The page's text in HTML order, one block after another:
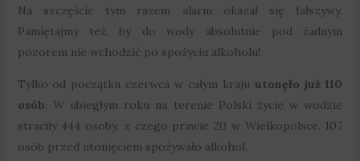
Na szczęście tym razem alarm okazał się fałszywy.
Pamiętajmy też, by do wody absolutnie pod żadnym
pozorem nie wchodzić po spożyciu alkoholu!
Tylko od początku czerwca w całym kraju utonęło już 110
osób. W ubiegłym roku na terenie Polski życie w wodzie
straciły 444 osoby, z czego prawie 20 w Wielkopolsce. 107
osób przed utonięciem spożywało alkohol.